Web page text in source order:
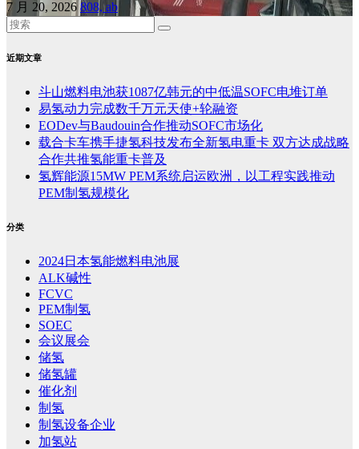
7 月 20, 2026808, ab
近期文章
斗山燃料电池获1087亿韩元的中低温SOFC电堆订单
易氢动力完成数千万元天使+轮融资
EODev与Baudouin合作推动SOFC市场化
载合卡车携手捷氢科技发布全新氢电重卡 双方达成战略
合作共推氢能重卡普及
氢辉能源15MW PEM系统启运欧洲，以工程实践推动
PEM制氢规模化
分类
2024日本氢能燃料电池展
ALK碱性
FCVC
PEM制氢
SOEC
会议展会
储氢
储氢罐
催化剂
制氢
制氢设备企业
加氢站